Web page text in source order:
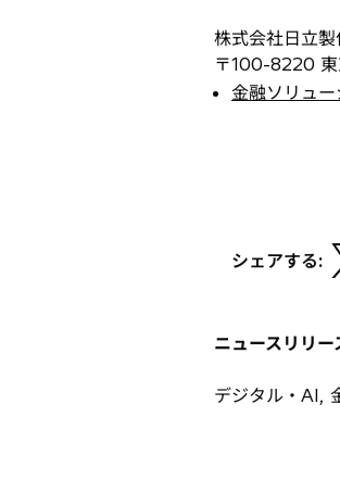
ブ
で
株式会社日立
〒100-8220 東
金融ソリュ
シェアする:
ニュースリリ
デジタル・AI,